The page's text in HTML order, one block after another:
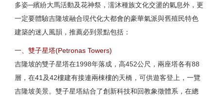
多姿─繽紛大馬活動及花神祭，濡沐種族文化交盪的氣息外，更
一定要體驗吉隆坡融合現代化大都會的豪華氣派與舊殖民特色
建築的迷人風韻，推薦必到景點包括：
一、雙子星塔(Petronas Towers)
吉隆坡的雙子星塔在1998年落成，高452公尺，兩座塔各有88
層，在41及42樓建有接連兩棟樓的天橋，可供遊客登上，一覽
吉隆坡美景。雙子星塔結合了創新科技和回教象徵體系，在總